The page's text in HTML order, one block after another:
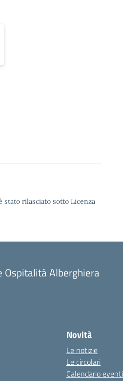
stato rilasciato sotto Licenza
Ospitalità Alberghiera
Novità
Le notizie
Le circolari
Calendario eventi